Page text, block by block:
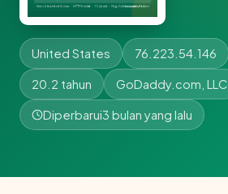
United States 76.223.54.146
20.2 tahun GoDaddy.com, LLC
Diperbarui3 bulan yang lalu